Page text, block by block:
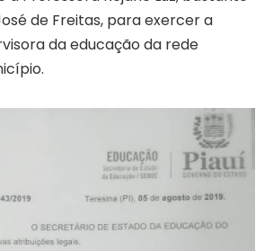
de Freitas, para exercer a
da educação da rede